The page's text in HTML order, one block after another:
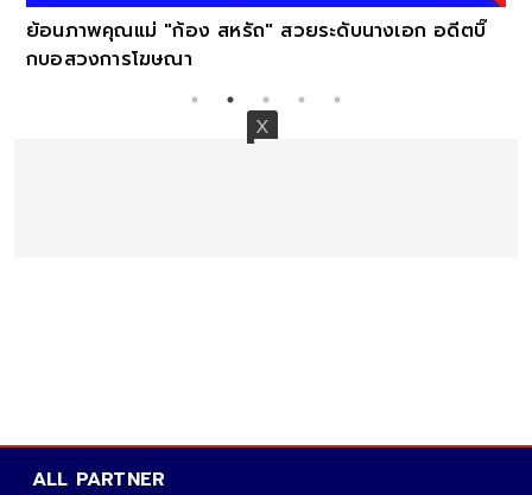
างเอก อดีตบิ๊
ALL PARTNER